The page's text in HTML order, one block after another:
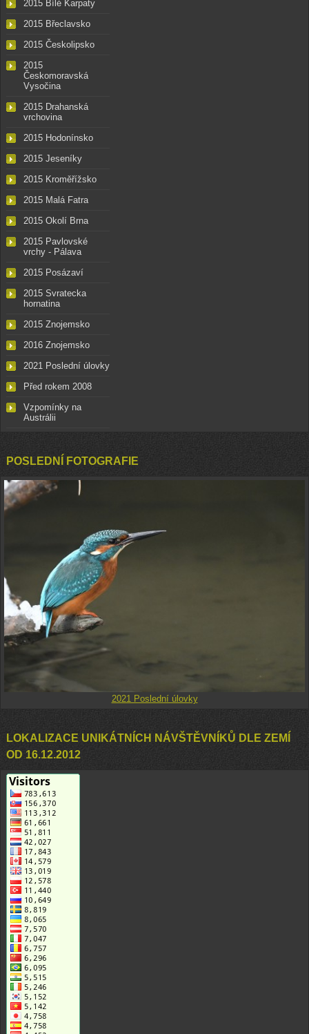
2015 Bílé Karpaty
2015 Břeclavsko
2015 Českolipsko
2015
Českomoravská
Vysočina
2015 Drahanská
vrchovina
2015 Hodonínsko
2015 Jeseníky
2015 Kroměřížsko
2015 Malá Fatra
2015 Okolí Brna
2015 Pavlovské
vrchy - Pálava
2015 Posázaví
2015 Svratecka
hornatina
2015 Znojemsko
2016 Znojemsko
2021 Poslední úlovky
Před rokem 2008
Vzpomínky na
Austrálii
POSLEDNÍ FOTOGRAFIE
2021 Poslední úlovky
LOKALIZACE UNIKÁTNÍCH NÁVŠTĚVNÍKŮ DLE ZEMÍ
OD 16.12.2012